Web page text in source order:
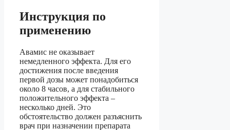
Инструкция по
применению
Авамис не оказывает
немедленного эффекта. Для его
достижения после введения
первой дозы может понадобиться
около 8 часов, а для стабильного
положительного эффекта –
несколько дней. Это
обстоятельство должен разъяснить
врач при назначении препарата